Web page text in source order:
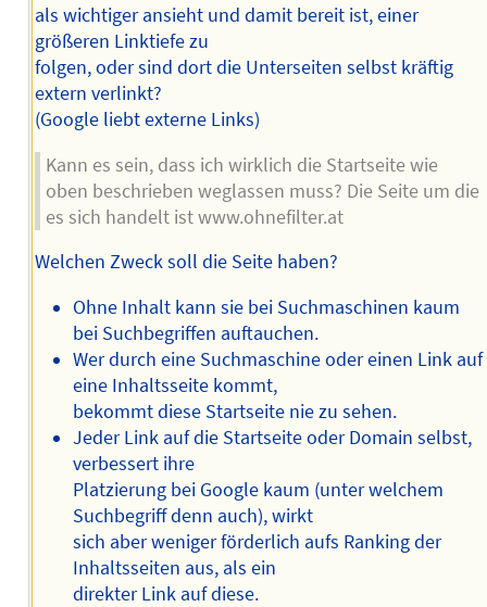
als wichtiger ansieht und damit bereit ist, einer
größeren Linktiefe zu
folgen, oder sind dort die Unterseiten selbst kräftig
extern verlinkt?
(Google liebt externe Links)
Kann es sein, dass ich wirklich die Startseite wie
oben beschrieben weglassen muss? Die Seite um die
es sich handelt ist www.ohnefilter.at
Welchen Zweck soll die Seite haben?
Ohne Inhalt kann sie bei Suchmaschinen kaum
bei Suchbegriffen auftauchen.
Wer durch eine Suchmaschine oder einen Link auf
eine Inhaltsseite kommt,
bekommt diese Startseite nie zu sehen.
Jeder Link auf die Startseite oder Domain selbst,
verbessert ihre
Platzierung bei Google kaum (unter welchem
Suchbegriff denn auch), wirkt
sich aber weniger förderlich aufs Ranking der
Inhaltsseiten aus, als ein
direkter Link auf diese.